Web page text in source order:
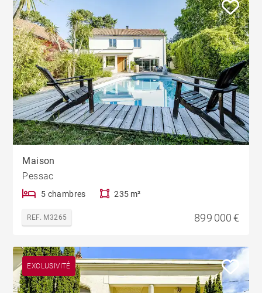
Maison
Pessac
5 chambres 235 m²
REF. M3265 899 000 €
EXCLUSIVITÉ